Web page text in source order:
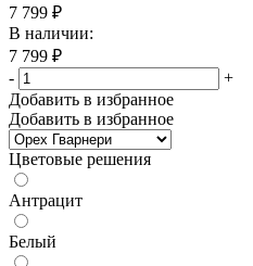
7 799 ₽
В наличии:
7 799 ₽
-
+
Добавить в избранное
Добавить в избранное
Цветовые решения
Антрацит
Белый